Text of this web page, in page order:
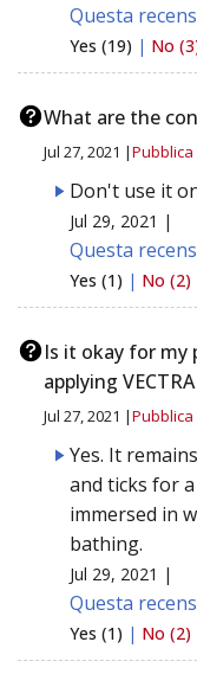
Questa
Yes (19) | No
What are the
Jul 27, 2021 |
Don't use it
Jul 29, 2021 |
Questa
Yes (1) | No (2)
Is it okay for
applying
Jul 27, 2021 |
Yes. It
and ticks for
immersed in
bathing.
Jul 29, 2021 |
Questa
Yes (1) | No (2)